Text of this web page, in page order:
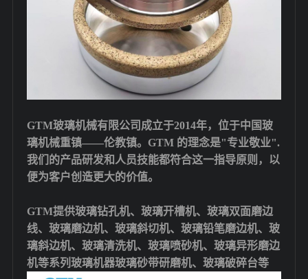
GTM玻璃机械有限公司成立于2014年，位于中国玻
璃机械重镇——伦教镇。GTM 的理念是"专业敬业".
我们的产品研发和人员技能都符合这一指导原则，以
便为客户创造更大的价值。
GTM提供玻璃钻孔机、玻璃开槽机、玻璃双面磨边
线、玻璃磨边机、玻璃斜切机、玻璃铅笔磨边机、玻
璃斜边机、玻璃清洗机、玻璃喷砂机、玻璃异形磨边
机等系列玻璃机器玻璃砂带研磨机、玻璃破碎台等